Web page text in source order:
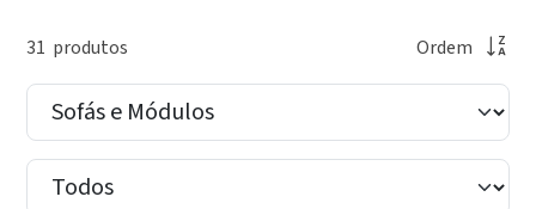
31 produtos Ordem